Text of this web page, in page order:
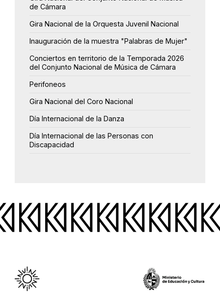
de Cámara
Gira Nacional de la Orquesta Juvenil Nacional
Inauguración de la muestra "Palabras de Mujer"
Conciertos en territorio de la Temporada 2026
del Conjunto Nacional de Música de Cámara
Perifoneos
Gira Nacional del Coro Nacional
Día Internacional de la Danza
Día Internacional de las Personas con
Discapacidad